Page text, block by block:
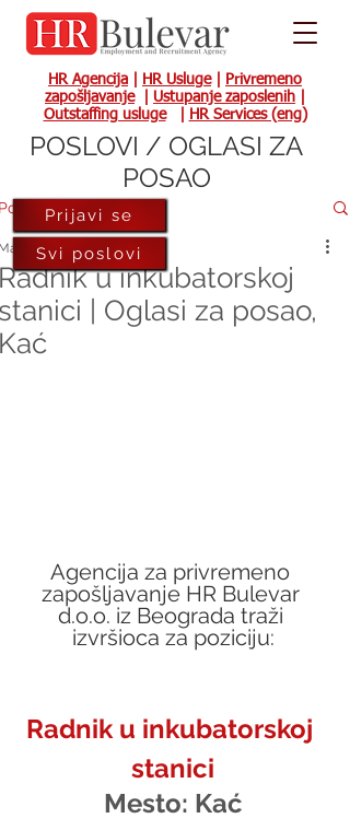
HR Agencija HR Usluge|
Privremeno
zapošljavanje| Ustupanje zaposlenih
Outstaffing usluge| HR Services (eng)
u inkubatorskoj
| Oglasi za posao,
5, 2022
Agencija za privremeno
zapošljavanje HR Bulevar
d.o.o. iz Beograda traži
izvršioca za poziciju:
Radnik u inkubatorskoj
stanici
Mesto: Kać
Prijavi se
Svi poslovi
POSLOVI / OGLASI ZA
POSAO